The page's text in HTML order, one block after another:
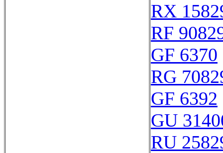
RX
RF
GF 6370
RG
GF 6392
GU
RU